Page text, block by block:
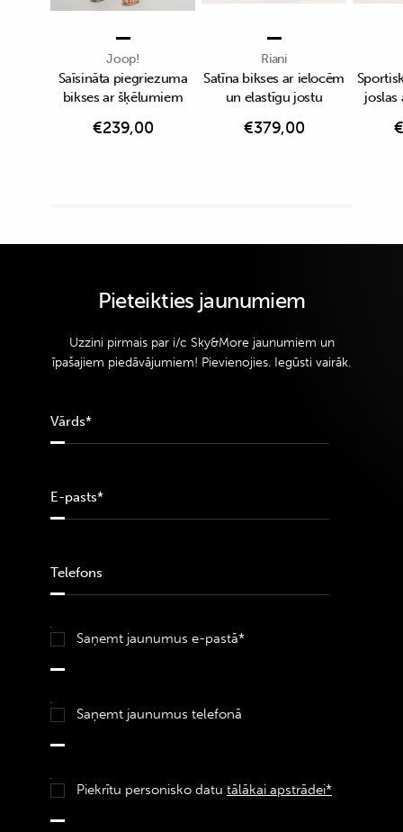
Joop!
Saīsināta piegriezuma
bikses ar šķēlumiem
€239,00
Riani
Satīna bikses ar ielocēm
un elastīgu jostu
€379,00
joslas
€
Pieteikties jaunumiem
Uzzini pirmais par i/c Sky&More jaunumiem un
īpašajiem piedāvājumiem! Pievienojies. Iegūsti vairāk.
Saņemt jaunumus e-pastā*
Saņemt jaunumus telefonā
Piekrītu personisko datu tālākai apstrādei*